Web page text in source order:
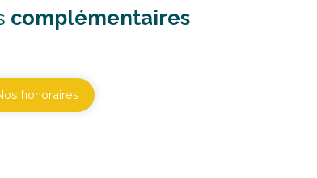
complémentaires
honoraires